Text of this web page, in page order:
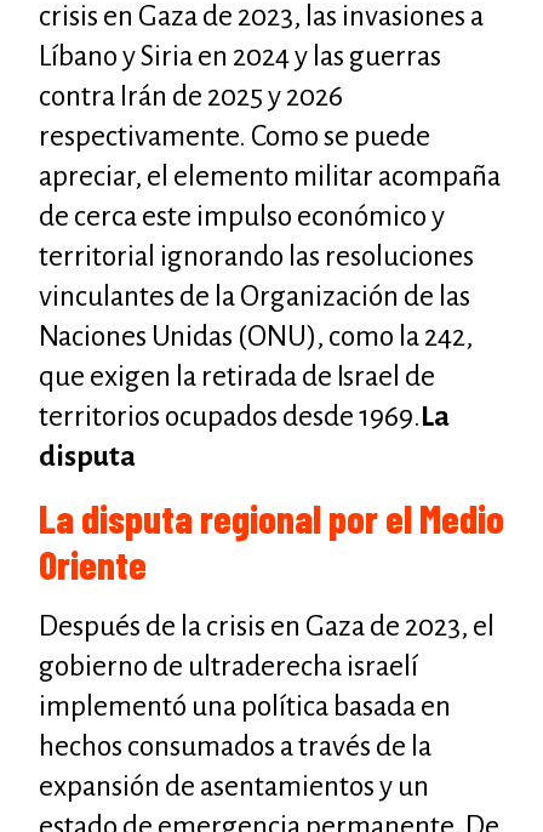
crisis en Gaza de 2023, las invasiones a
Líbano y Siria en 2024 y las guerras
contra Irán de 2025 y 2026
respectivamente. Como se puede
apreciar, el elemento militar acompaña
de cerca este impulso económico y
territorial ignorando las resoluciones
vinculantes de la Organización de las
Naciones Unidas (ONU), como la 242,
que exigen la retirada de Israel de
territorios ocupados desde 1969.La
disputa
La disputa regional por el Medio
Oriente
Después de la crisis en Gaza de 2023, el
gobierno de ultraderecha israelí
implementó una política basada en
hechos consumados a través de la
expansión de asentamientos y un